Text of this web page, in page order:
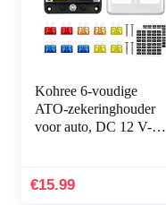
Kohree 6-voudige
ATO-zekeringhouder
voor auto, DC 12 V-32
met led-display…
€15.99